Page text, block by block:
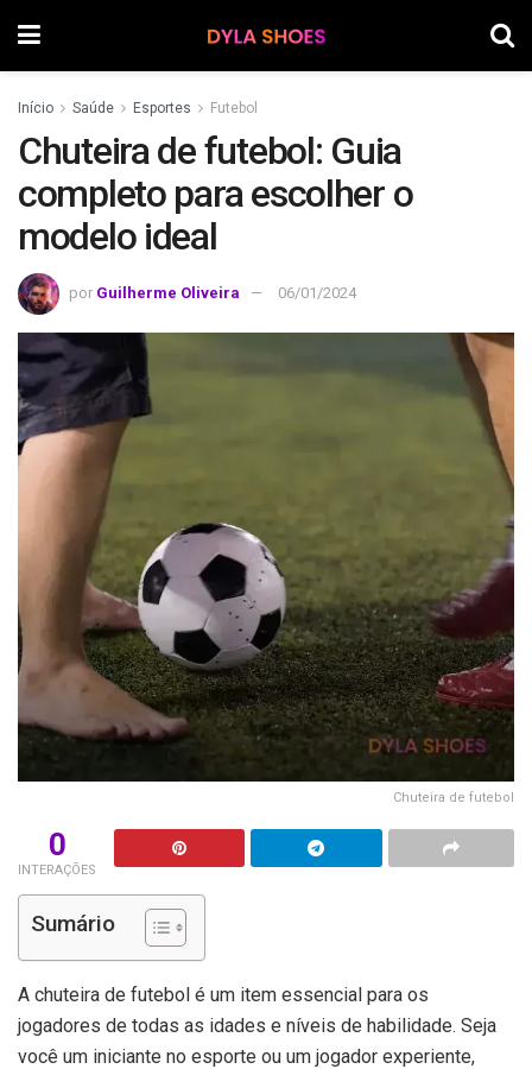
Início Saúde Esportes Futebol
Chuteira de futebol: Guia
completo para escolher o
modelo ideal
por Guilherme Oliveira 06/01/2024
Chuteira de futebol
0
INTERAÇÕES
Sumário
A chuteira de futebol é um item essencial para os
jogadores de todas as idades e níveis de habilidade. Seja
você um iniciante no esporte ou um jogador experiente,